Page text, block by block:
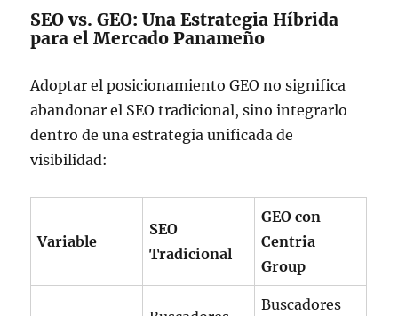
SEO vs. GEO: Una Estrategia Híbrida
para el Mercado Panameño
Adoptar el posicionamiento GEO no significa
abandonar el SEO tradicional, sino integrarlo
dentro de una estrategia unificada de
visibilidad:
Variable
SEO
Tradicional
GEO con
Centria
Group
Buscadores